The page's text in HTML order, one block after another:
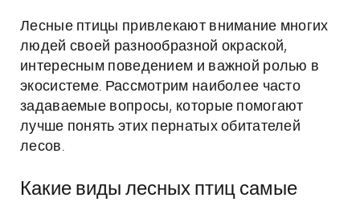
Лесные птицы привлекают внимание многих
людей своей разнообразной окраской,
интересным поведением и важной ролью в
экосистеме. Рассмотрим наиболее часто
задаваемые вопросы, которые помогают
лучше понять этих пернатых обитателей
лесов.
Какие виды лесных птиц самые